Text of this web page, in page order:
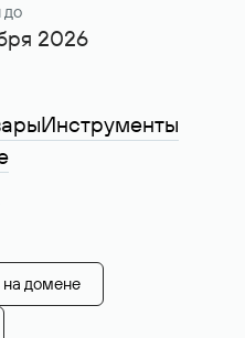
до
2026
Инструменты
на домене